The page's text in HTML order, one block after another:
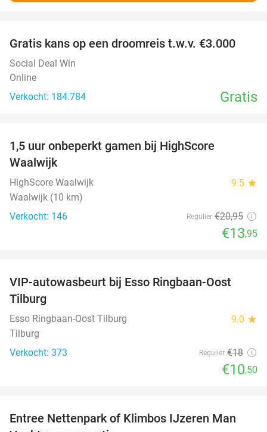
Gratis kans op een droomreis t.w.v. €3.000
Social Deal Win
Online
Verkocht: 184.784
Gratis
1,5 uur onbeperkt gamen bij HighScore
Waalwijk
HighScore Waalwijk 9.5 star
Waalwijk (10 km)
Verkocht: 146
Regulier €20,95
€13,95
42%
VIP-autowasbeurt bij Esso Ringbaan-Oost
Tilburg
Esso Ringbaan-Oost Tilburg 9.0 star
Tilburg
Verkocht: 373
Regulier €18
€10,50
29%
Entree Nettenpark of Klimbos IJzeren Man